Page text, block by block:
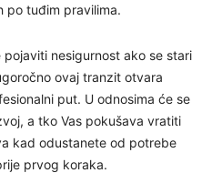
po tuđim pravilima.
nesigurnost ako se stari
ovaj tranzit otvara
put. U odnosima će se
a tko Vas pokušava vratiti
kad odustanete od potrebe
prvog koraka.